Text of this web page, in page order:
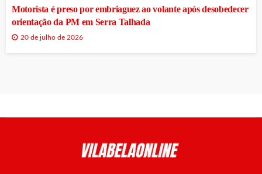
Motorista é preso por embriaguez ao volante após desobedecer
orientação da PM em Serra Talhada
20 de julho de 2026